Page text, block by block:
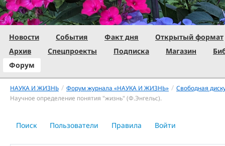
Новости События Факт дня
Открытый формат
Архив
Спецпроекты Подписка Магазин
Форум
НАУКА И ЖИЗНЬ / Форум журнала «НАУКА И ЖИЗНЬ» / Свободная
Научное определение понятия "жизнь" (Ф.Энгельс).
Поиск Пользователи Правила Войти